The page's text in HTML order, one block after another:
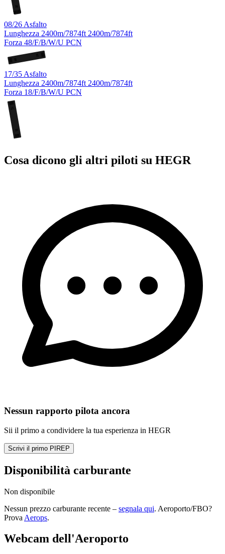
08/26 Asfalto
Lunghezza 2400m/7874ft 2400m/7874ft
Forza 48/F/B/W/U PCN
17/35 Asfalto
Lunghezza 2400m/7874ft 2400m/7874ft
Forza 18/F/B/W/U PCN
Cosa dicono gli altri piloti su HEGR
Nessun rapporto pilota ancora
Sii il primo a condividere la tua esperienza in HEGR
Scrivi il primo PIREP
Disponibilità carburante
Non disponibile
Nessun prezzo carburante recente – segnala qui. Aeroporto/FBO?
Prova Aerops.
Webcam dell'Aeroporto